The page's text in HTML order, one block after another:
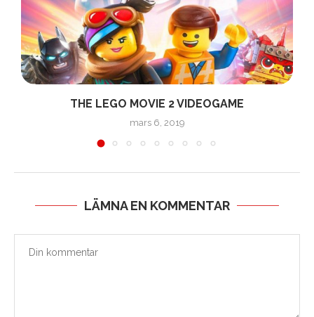
THE LEGO MOVIE 2 VIDEOGAME
mars 6, 2019
LÄMNA EN KOMMENTAR